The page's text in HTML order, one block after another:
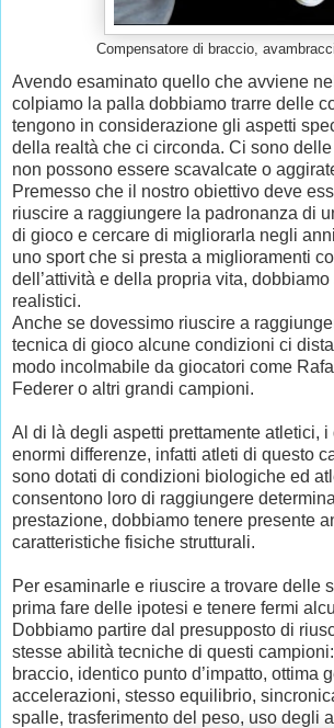
Compensatore di braccio,
Avendo esaminato quello che avviene
colpiamo la palla dobbiamo trarre delle
tengono in considerazione gli aspetti
della realtà che ci circonda. Ci sono
non possono essere scavalcate o
Premesso che il nostro obiettivo deve
riuscire a raggiungere la padronanza di
di gioco e cercare di migliorarla negli
uno sport che si presta a miglioramenti
dell’attività e della propria vita,
realistici.
Anche se dovessimo riuscire a
tecnica di gioco alcune condizioni ci
modo incolmabile da giocatori come
Federer o altri grandi campioni.
Al di là degli aspetti prettamente atletici,
enormi differenze, infatti atleti di questo
sono dotati di condizioni biologiche ed
consentono loro di raggiungere
prestazione, dobbiamo tenere presente
caratteristiche fisiche strutturali.
Per esaminarle e riuscire a trovare delle
prima fare delle ipotesi e tenere fermi
Dobbiamo partire dal presupposto di
stesse abilità tecniche di questi
braccio, identico punto d’impatto, ottima
accelerazioni, stesso equilibrio,
spalle, trasferimento del peso, uso degli